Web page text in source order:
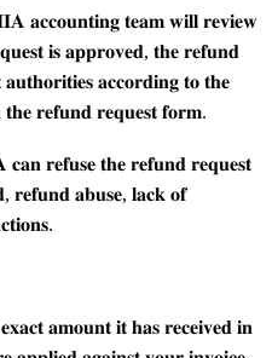
𝐭𝐞𝐚𝐦 𝐰𝐢𝐥𝐥 𝐫𝐞𝐯𝐢𝐞𝐰
𝐢𝐬 𝐚𝐩𝐩𝐫𝐨𝐯𝐞𝐝, 𝐭𝐡𝐞 𝐫𝐞𝐟𝐮𝐧𝐝
𝐚𝐜𝐜𝐨𝐫𝐝𝐢𝐧𝐠 𝐭𝐨 𝐭𝐡𝐞
𝐭𝐡𝐞 𝐫𝐞𝐟𝐮𝐧𝐝 𝐫𝐞𝐪𝐮𝐞𝐬𝐭 𝐟𝐨𝐫𝐦.
𝐫𝐞𝐟𝐮𝐬𝐞 𝐭𝐡𝐞 𝐫𝐞𝐟𝐮𝐧𝐝 𝐫𝐞𝐪𝐮𝐞𝐬𝐭
𝐫𝐞𝐟𝐮𝐧𝐝 𝐚𝐛𝐮𝐬𝐞, 𝐥𝐚𝐜𝐤 𝐨𝐟
𝐚𝐦𝐨𝐮𝐧𝐭 𝐢𝐭 𝐡𝐚𝐬 𝐫𝐞𝐜𝐞𝐢𝐯𝐞𝐝 𝐢𝐧